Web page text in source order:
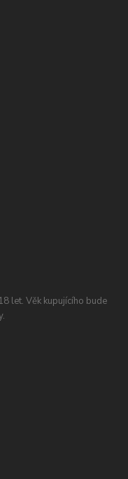
let. Věk kupujícího bude